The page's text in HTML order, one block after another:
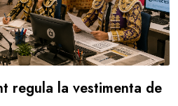
regula la vestimenta de